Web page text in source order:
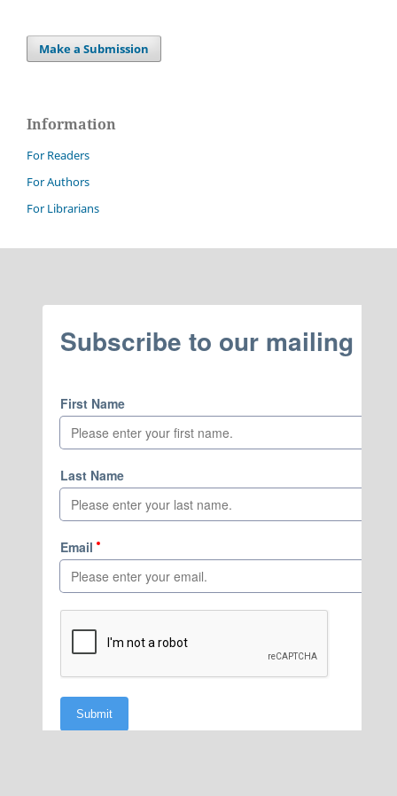
Make a Submission
Information
For Readers
For Authors
For Librarians